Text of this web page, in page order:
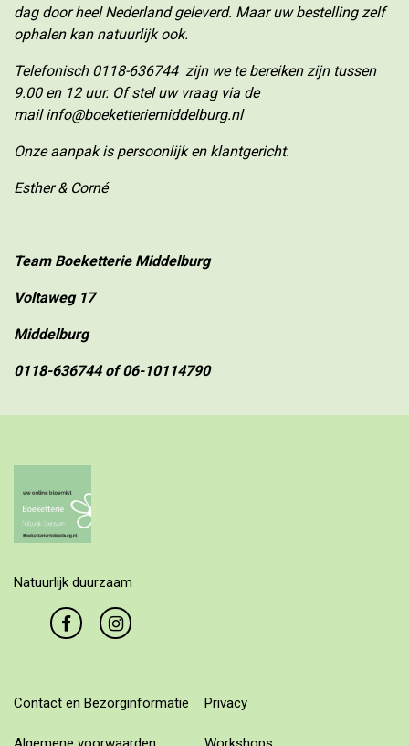
dag door heel Nederland geleverd. Maar uw bestelling zelf
ophalen kan natuurlijk ook.
Telefonisch 0118-636744zijn we te bereiken zijn tussen
9.00 en 12 uur. Of stel uw vraag via de
mailinfo@boeketteriemiddelburg.nl
Onze aanpak is persoonlijk en klantgericht.
Esther & Corné
Team Boeketterie Middelburg
Voltaweg 17
Middelburg
0118-636744 of06-10114790
Natuurlijk duurzaam
Contact en Bezorginformatie Privacy